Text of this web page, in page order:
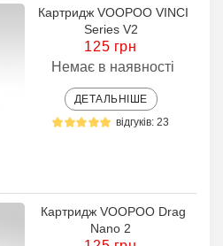
Картридж VOOPOO VINCI
Series V2
125 грн
Немає в наявності
ДЕТАЛЬНІШЕ
відгуків: 23
Картридж VOOPOO Drag
Nano 2